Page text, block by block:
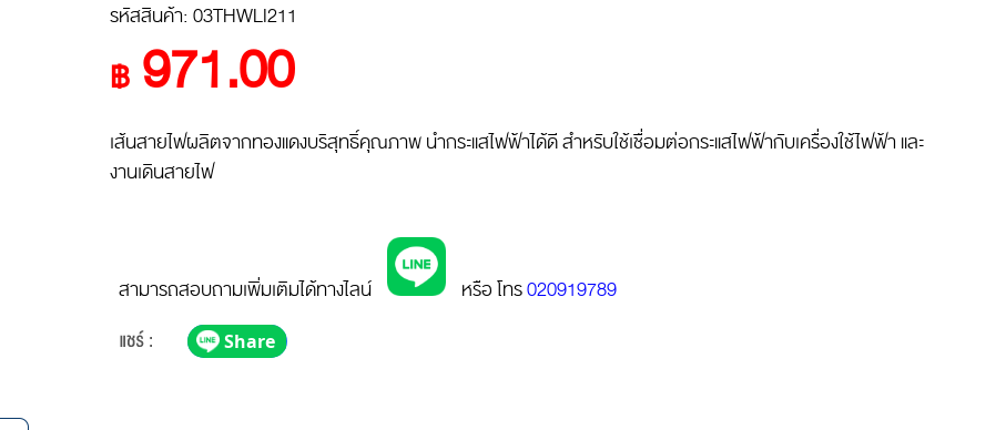
รหัสสินค้า: 03THWLI211
฿971.00
เส้นสายไฟผลิตจากทองแดงบริสุทธิ์คุณภาพ นำกระแสไฟฟ้าได้ดี สำหรับใช้เชื่อมต่อกระแสไฟฟ้ากับเครื่องใช้ไฟฟ้า และ
งานเดินสายไฟ
สามารถสอบถามเพิ่มเติมได้ทางไลน์ หรือ โทร020919789